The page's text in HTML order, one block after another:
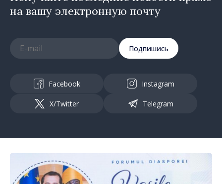
на вашу электронную почту
Подпишись
Facebook Instagram
X/Twitter Telegram